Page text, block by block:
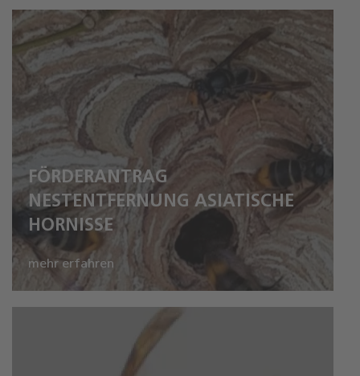
FÖRDERANTRAG
NESTENTFERNUNG ASIATISCHE
HORNISSE
mehr erfahren